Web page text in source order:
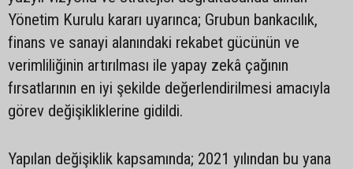
Yönetim Kurulu kararı uyarınca; Grubun bankacılık,
finans ve sanayi alanındaki rekabet gücünün ve
verimliliğinin artırılması ile yapay zekâ çağının
fırsatlarının en iyi şekilde değerlendirilmesi amacıyla
görev değişikliklerine gidildi.
Yapılan değişiklik kapsamında; 2021 yılından bu yana